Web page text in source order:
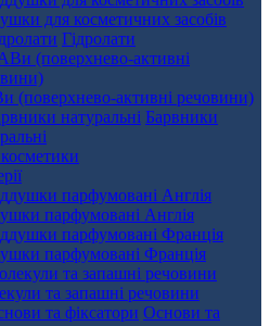
для косметичних засобів
Гідролати
(поверхнево-активні речовини)
Барвники
парфумовані Англія
парфумовані Франція
та запашні речовини
Основи та